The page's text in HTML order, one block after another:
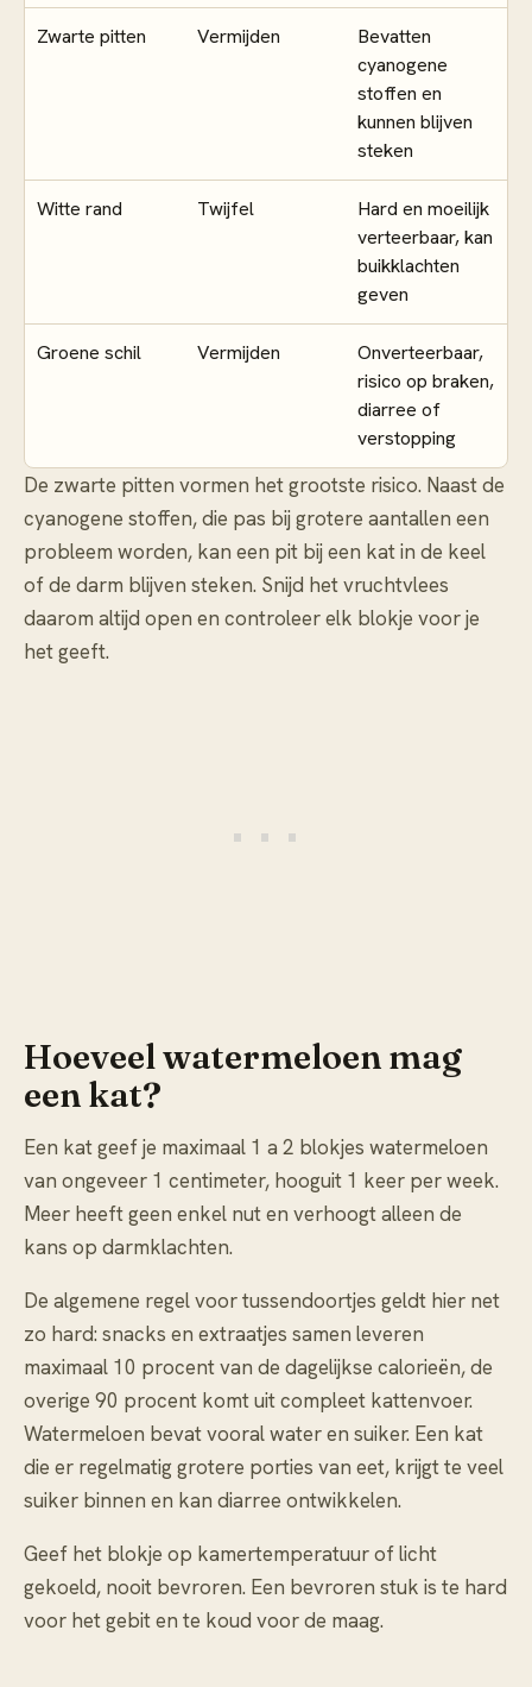
Zwarte pitten Vermijden
Bevatten
cyanogene
stoffen en
kunnen blijven
steken
Witte rand Twijfel
Hard en moeilijk
verteerbaar, kan
buikklachten
geven
Groene schil Vermijden
Onverteerbaar,
risico op braken,
diarree of
verstopping
De zwarte pitten vormen het grootste risico. Naast de
cyanogene stoffen, die pas bij grotere aantallen een
probleem worden, kan een pit bij een kat in de keel
of de darm blijven steken. Snijd het vruchtvlees
daarom altijd open en controleer elk blokje voor je
het geeft.
Hoeveel watermeloen mag
een kat?
Een kat geef je maximaal 1 a 2 blokjes watermeloen
van ongeveer 1 centimeter, hooguit 1 keer per week.
Meer heeft geen enkel nut en verhoogt alleen de
kans op darmklachten.
De algemene regel voor tussendoortjes geldt hier net
zo hard: snacks en extraatjes samen leveren
maximaal 10 procent van de dagelijkse calorieën, de
overige 90 procent komt uit compleet kattenvoer.
Watermeloen bevat vooral water en suiker. Een kat
die er regelmatig grotere porties van eet, krijgt te veel
suiker binnen en kan diarree ontwikkelen.
Geef het blokje op kamertemperatuur of licht
gekoeld, nooit bevroren. Een bevroren stuk is te hard
voor het gebit en te koud voor de maag.